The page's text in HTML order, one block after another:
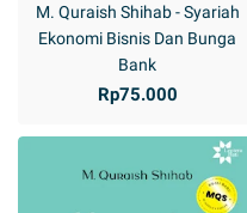
M. Quraish Shihab - Syariah
Ekonomi Bisnis Dan Bunga
Bank
Rp75.000